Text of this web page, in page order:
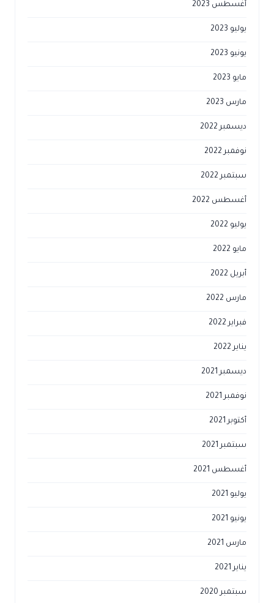
أغسطس 2023
يوليو 2023
يونيو 2023
مايو 2023
مارس 2023
ديسمبر 2022
نوفمبر 2022
سبتمبر 2022
أغسطس 2022
يوليو 2022
مايو 2022
أبريل 2022
مارس 2022
فبراير 2022
يناير 2022
ديسمبر 2021
نوفمبر 2021
أكتوبر 2021
سبتمبر 2021
أغسطس 2021
يوليو 2021
يونيو 2021
مارس 2021
يناير 2021
سبتمبر 2020